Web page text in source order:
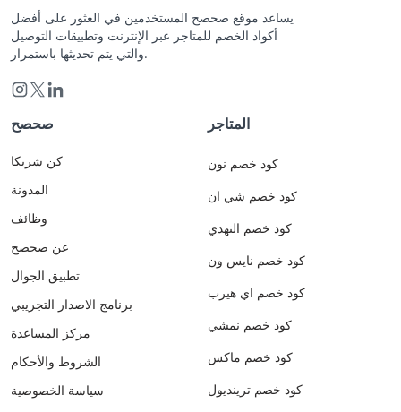
يساعد موقع صحصح المستخدمين في العثور على أفضل
أكواد الخصم للمتاجر عبر الإنترنت وتطبيقات التوصيل
والتي يتم تحديثها باستمرار.
صحصح
كن شريكا
المدونة
وظائف
عن صحصح
تطبيق الجوال
برنامج الاصدار التجريبي
مركز المساعدة
الشروط والأحكام
سياسة الخصوصية
المتاجر
كود خصم نون
كود خصم شي ان
كود خصم النهدي
كود خصم نايس ون
كود خصم اي هيرب
كود خصم نمشي
كود خصم ماكس
كود خصم ترينديول